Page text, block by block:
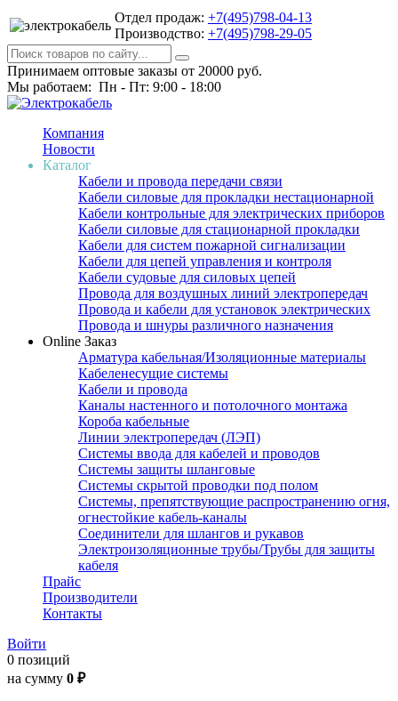
Отдел продаж: +7(495)798-04-13
Производство: +7(495)798-29-05
Принимаем оптовые заказы от 20000 руб.
Мы работаем: Пн - Пт: 9:00 - 18:00
Компания
Новости
Каталог
Кабели и провода передачи связи
Кабели силовые для прокладки нестационарной
Кабели контрольные для электрических приборов
Кабели силовые для стационарной прокладки
Кабели для систем пожарной сигнализации
Кабели для цепей управления и контроля
Кабели судовые для силовых цепей
Провода для воздушных линий электропередач
Провода и кабели для установок электрических
Провода и шнуры различного назначения
Online Заказ
Арматура кабельная/Изоляционные материалы
Кабеленесущие системы
Кабели и провода
Каналы настенного и потолочного монтажа
Короба кабельные
Линии электропередач (ЛЭП)
Системы ввода для кабелей и проводов
Системы защиты шланговые
Системы скрытой проводки под полом
Системы, препятствующие распространению огня,
огнестойкие кабель-каналы
Соединители для шлангов и рукавов
Электроизоляционные трубы/Трубы для защиты
кабеля
Прайс
Производители
Контакты
Войти
0 позиций
на сумму 0 ₽